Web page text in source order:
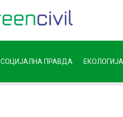
СОЦИЈАЛНА ПРАВДА ЕКОЛОГИЈА